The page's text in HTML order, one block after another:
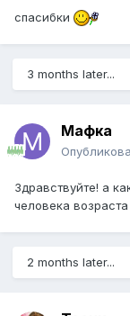
спасибки
3 months later...
Мафка
Здравствуйте! а
человека
2 months later...